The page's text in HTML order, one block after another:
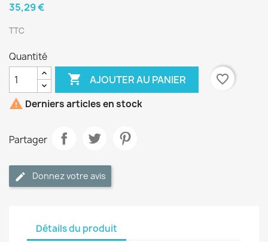
35,29 €
TTC
Quantité
 AJOUTER AU PANIER
favorite_border
 Derniers articles en stock
Partager
Donnez votre avis
Détails du produit